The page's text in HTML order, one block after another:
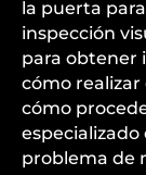
la puerta
inspección
para obtener
cómo realizar
cómo
problema de